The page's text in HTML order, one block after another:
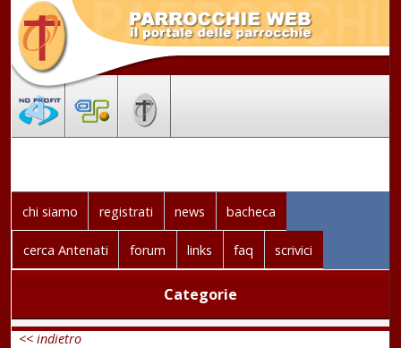
chi siamo registrati news bacheca
cerca Antenati forum links faq scrivici
Categorie
<< indietro